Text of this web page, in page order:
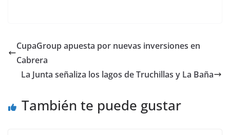
CupaGroup apuesta por nuevas inversiones en
Cabrera
La Junta señaliza los lagos de Truchillas y La Baña
También te puede gustar